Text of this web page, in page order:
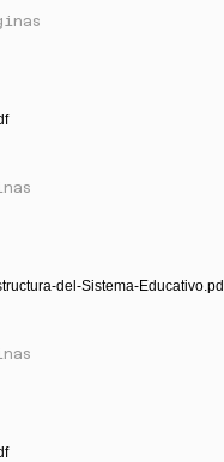
del-Sistema-